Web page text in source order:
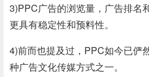
3)PPC广告的浏览量，广告排名
更具有稳定性和预料性。
4)前而也提及过，PPC如今已俨
种广告文化传媒方式之一。